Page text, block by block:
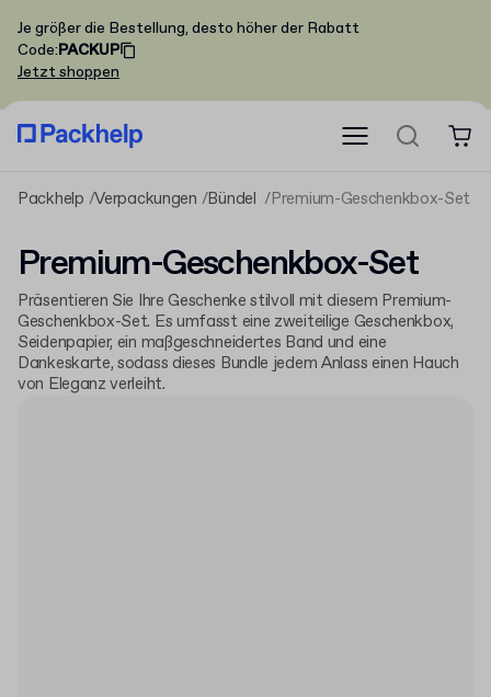
Je größer die Bestellung, desto höher der Rabatt
Code:PACKUP
Jetzt shoppen
Packhelp Verpackungen Bündel Premium-Geschenkbox-Set
Premium-Geschenkbox-Set
Präsentieren Sie Ihre Geschenke stilvoll mit diesem Premium-
Geschenkbox-Set. Es umfasst eine zweiteilige Geschenkbox,
Seidenpapier, ein maßgeschneidertes Band und eine
Dankeskarte, sodass dieses Bundle jedem Anlass einen Hauch
von Eleganz verleiht.